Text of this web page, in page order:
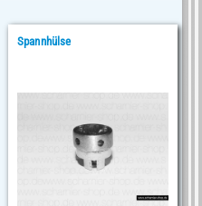
Spannhülse